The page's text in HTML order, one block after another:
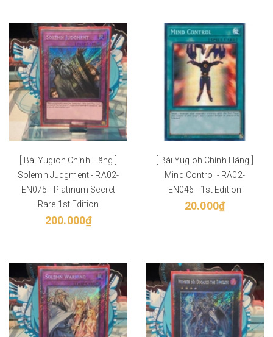
[ Bài Yugioh Chính Hãng ]
Solemn Judgment - RA02-
EN075 - Platinum Secret
Rare 1st Edition
200.000₫
[ Bài Yugioh Chính Hãng ]
Mind Control - RA02-
EN046 - 1st Edition
20.000₫